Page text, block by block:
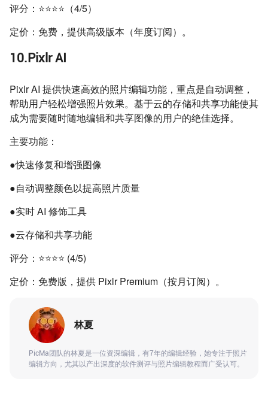
评分：⭐⭐⭐⭐（4/5）
定价：免费，提供高级版本（年度订阅）。
10.Pixlr AI
Pixlr AI 提供快速高效的照片编辑功能，重点是自动调整，
帮助用户轻松增强照片效果。基于云的存储和共享功能使其
成为需要随时随地编辑和共享图像的用户的绝佳选择。
主要功能：
●快速修复和增强图像
●自动调整颜色以提高照片质量
●实时 AI 修饰工具
●云存储和共享功能
评分：⭐⭐⭐⭐ (4/5)
定价：免费版，提供 Pixlr Premium（按月订阅）。
林夏
PicMa团队的林夏是一位资深编辑，有7年的编辑经验，她专注于照片
编辑方向，尤其以产出深度的软件测评与照片编辑教程而广受认可。